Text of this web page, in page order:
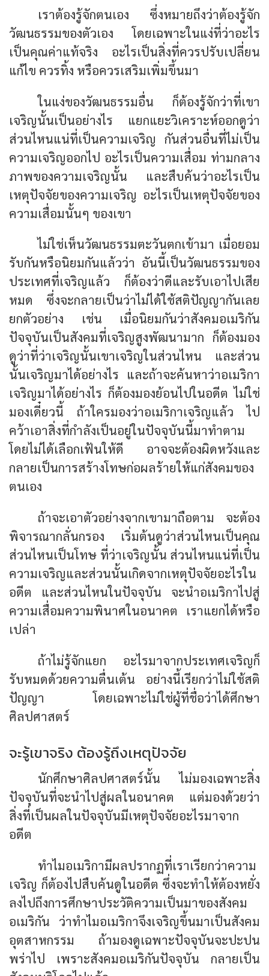
เราต้องรู้จักตนเอง ซึ่งหมายถึงว่าต้องรู้จัก
วัฒนธรรมของตัวเอง โดยเฉพาะในแง่ที่ว่าอะไร
เป็นคุณค่าแท้จริง อะไรเป็นสิ่งที่ควรปรับเปลี่ยน
แก้ไข ควรทิ้ง หรือควรเสริมเพิ่มขึ้นมา
ในแง่ของวัฒนธรรมอื่น ก็ต้องรู้จักว่าที่เขา
เจริญนั้นเป็นอย่างไร แยกแยะวิเคราะห์ออกดูว่า
ส่วนไหนแน่ที่เป็นความเจริญ กันส่วนอื่นที่ไม่เป็น
ความเจริญออกไป อะไรเป็นความเสื่อม ท่ามกลาง
ภาพของความเจริญนั้น และสืบค้นว่าอะไรเป็น
เหตุปัจจัยของความเจริญ อะไรเป็นเหตุปัจจัยของ
ความเสื่อมนั้นๆ ของเขา
ไม่ใช่เห็นวัฒนธรรมตะวันตกเข้ามา เมื่อยอม
รับกันหรือนิยมกันแล้วว่า อันนี้เป็นวัฒนธรรมของ
ประเทศที่เจริญแล้ว ก็ต้องว่าดีและรับเอาไปเสีย
หมด ซึ่งจะกลายเป็นว่าไม่ได้ใช้สติปัญญากันเลย
ยกตัวอย่าง เช่น เมื่อนิยมกันว่าสังคมอเมริกัน
ปัจจุบันเป็นสังคมที่เจริญสูงพัฒนามาก ก็ต้องมอง
ดูว่าที่ว่าเจริญนั้นเขาเจริญในส่วนไหน และส่วน
นั้นเจริญมาได้อย่างไร และถ้าจะค้นหาว่าอเมริกา
เจริญมาได้อย่างไร ก็ต้องมองย้อนไปในอดีต ไม่ใช่
มองเดี๋ยวนี้ ถ้าใครมองว่าอเมริกาเจริญแล้ว ไป
คว้าเอาสิ่งที่กำลังเป็นอยู่ในปัจจุบันนี้มาทำตาม
โดยไม่ได้เลือกเฟ้นให้ดี อาจจะต้องผิดหวังและ
กลายเป็นการสร้างโทษก่อผลร้ายให้แก่สังคมของ
ตนเอง
ถ้าจะเอาตัวอย่างจากเขามาถือตาม จะต้อง
พิจารณากลั่นกรอง เริ่มต้นดูว่าส่วนไหนเป็นคุณ
ส่วนไหนเป็นโทษ ที่ว่าเจริญนั้น ส่วนไหนแน่ที่เป็น
ความเจริญและส่วนนั้นเกิดจากเหตุปัจจัยอะไรใน
อดีต และส่วนไหนในปัจจุบัน จะนำอเมริกาไปสู่
ความเสื่อมความพินาศในอนาคต เราแยกได้หรือ
เปล่า
ถ้าไม่รู้จักแยก อะไรมาจากประเทศเจริญก็
รับหมดด้วยความตื่นเต้น อย่างนี้เรียกว่าไม่ใช้สติ
ปัญญา โดยเฉพาะไม่ใช่ผู้ที่ชื่อว่าได้ศึกษา
ศิลปศาสตร์
จะรู้เขาจริง ต้องรู้ถึงเหตุปัจจัย
นักศึกษาศิลปศาสตร์นั้น ไม่มองเฉพาะสิ่ง
ปัจจุบันที่จะนำไปสู่ผลในอนาคต แต่มองด้วยว่า
สิ่งที่เป็นผลในปัจจุบันมีเหตุปัจจัยอะไรมาจาก
อดีต
ทำไมอเมริกามีผลปรากฏที่เราเรียกว่าความ
เจริญ ก็ต้องไปสืบค้นดูในอดีต ซึ่งจะทำให้ต้องหยั่ง
ลงไปถึงการศึกษาประวัติความเป็นมาของสังคม
อเมริกัน ว่าทำไมอเมริกาจึงเจริญขึ้นมาเป็นสังคม
อุตสาหกรรม ถ้ามองดูเฉพาะปัจจุบันจะปะปน
พร่าไป เพราะสังคมอเมริกันปัจจุบัน กลายเป็น